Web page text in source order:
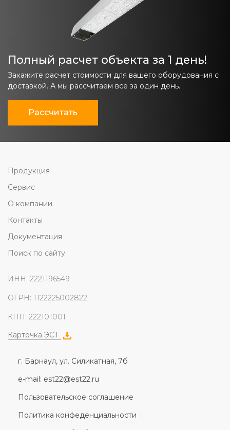
Полный расчет объекта за 1 день!
Закажите расчет стоимости для вашего оборудования с
доставкой. А мы рассчитаем все за один день.
Рассчитать
Продукция
Сервис
О компании
Контакты
Документация
Поиск по сайту
ИНН: 2221196549
ОГРН: 1122225002822
КПП: 222101001
Карточка ЭСТ
г. Барнаул, ул. Силикатная, 7б
e-mail: est22@est22.ru
Пользовательское соглашение
Политика конфеденциальности